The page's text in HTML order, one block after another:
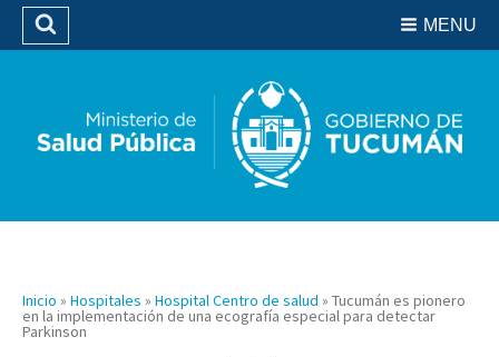
Biblioteca
MENU
Buscar
Inicio » Hospitales » Hospital Centro de salud » Tucumán es pionero
en la implementación de una ecografía especial para detectar
Parkinson